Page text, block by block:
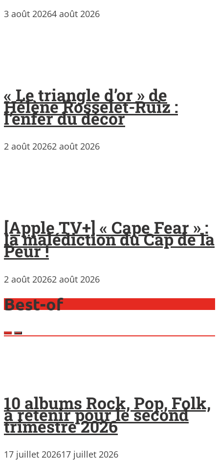
3 août 20264 août 2026
« Le triangle d’or » de
Hélène Rosselet-Ruiz :
l’enfer du décor
2 août 20262 août 2026
[Apple TV+] « Cape Fear » :
la malédiction du Cap de la
Peur !
2 août 20262 août 2026
Best-of
10 albums Rock, Pop, Folk,
à retenir pour le second
trimestre 2026
17 juillet 202617 juillet 2026